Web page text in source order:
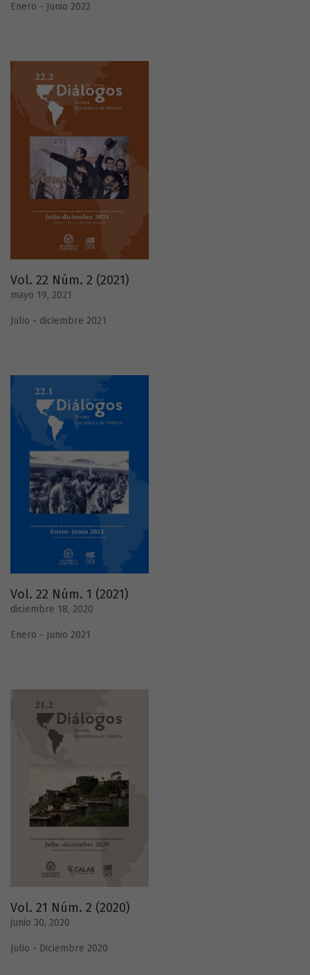
Enero - Junio 2022
Vol. 22 Núm. 2 (2021)
mayo 19, 2021
Julio - diciembre 2021
Vol. 22 Núm. 1 (2021)
diciembre 18, 2020
Enero - Junio 2021
Vol. 21 Núm. 2 (2020)
junio 30, 2020
Julio - Diciembre 2020